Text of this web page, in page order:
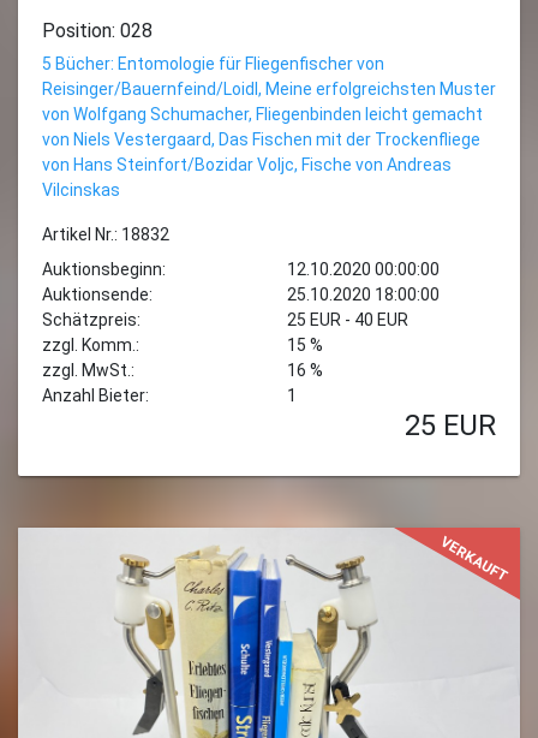
Position: 028
5 Bücher: Entomologie für Fliegenfischer von
Reisinger/Bauernfeind/Loidl, Meine erfolgreichsten Muster
von Wolfgang Schumacher, Fliegenbinden leicht gemacht
von Niels Vestergaard, Das Fischen mit der Trockenfliege
von Hans Steinfort/Bozidar Voljc, Fische von Andreas
Vilcinskas
Artikel Nr.: 18832
Auktionsbeginn:
12.10.2020 00:00:00
Auktionsende:
25.10.2020 18:00:00
Schätzpreis:
25 EUR - 40 EUR
zzgl. Komm.:
15 %
zzgl. MwSt.:
16 %
Anzahl Bieter:
1
25 EUR
VERKAUFT